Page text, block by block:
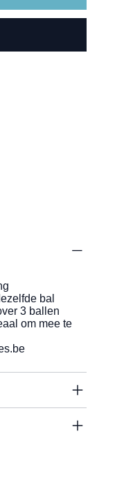
bal
3 ballen
om mee te